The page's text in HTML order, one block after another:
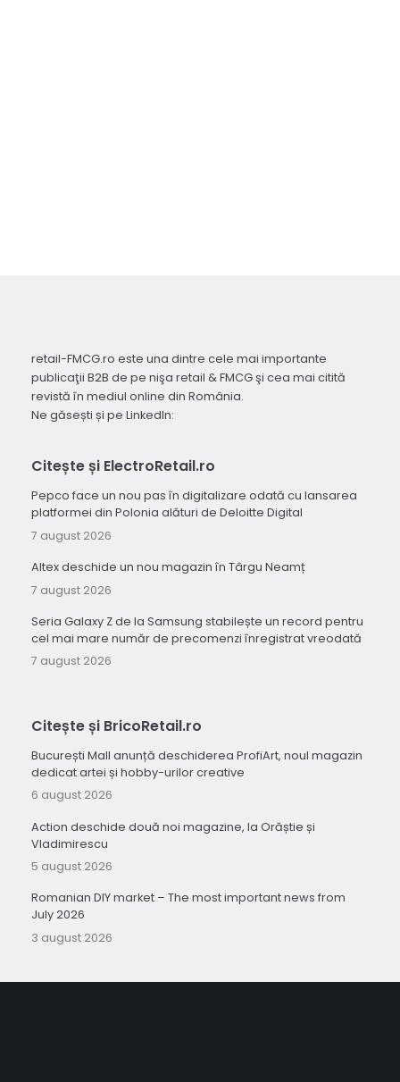
retail-FMCG.ro este una dintre cele mai importante
publicaţii B2B de pe nişa retail & FMCG şi cea mai citită
revistă în mediul online din România.
Ne găsești și pe LinkedIn:
Citește și ElectroRetail.ro
Pepco face un nou pas în digitalizare odată cu lansarea
platformei din Polonia alături de Deloitte Digital
7 august 2026
Altex deschide un nou magazin în Târgu Neamț
7 august 2026
Seria Galaxy Z de la Samsung stabilește un record pentru
cel mai mare număr de precomenzi înregistrat vreodată
7 august 2026
Citește și BricoRetail.ro
București Mall anunță deschiderea ProfiArt, noul magazin
dedicat artei și hobby-urilor creative
6 august 2026
Action deschide două noi magazine, la Orăștie și
Vladimirescu
5 august 2026
Romanian DIY market – The most important news from
July 2026
3 august 2026